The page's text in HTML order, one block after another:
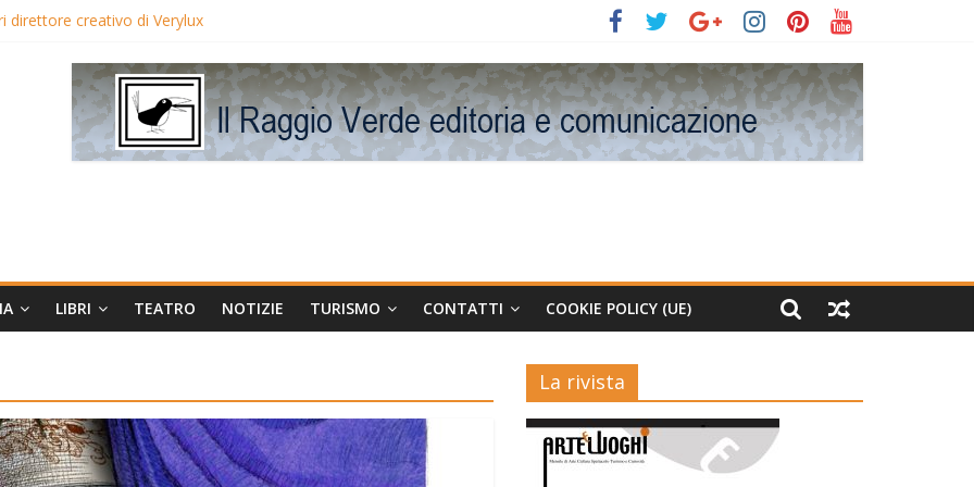
direttore creativo di Verylux
Edwards in proiezione per i LunedìLùmière
la regista Liliana Cavani e Tomas Milian
Avis
LIBRI TEATRO NOTIZIE TURISMO CONTATTI COOKIE POLICY (UE)
La rivista